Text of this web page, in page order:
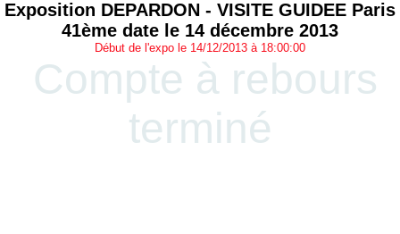
Exposition DEPARDON - VISITE GUIDEE Paris
41ème date le 14 décembre 2013
Début de l'expo le 14/12/2013 à 18:00:00
Compte à rebours
terminé